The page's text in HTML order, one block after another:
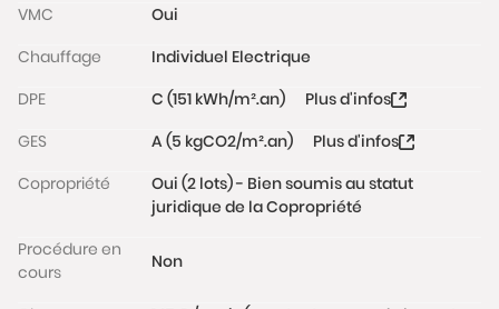
Un appartement fonctionnel, lumineux et bien situé,
idéal pour une résidence principale ou un
Les informations sur les risques auxquels ce bien est
exposé sont disponibles sur le site
www.georisques.gouv.fr
VMC
Oui
Chauffage
Individuel Electrique
DPE
C (151 kWh/m².an)
Plus d'infos
GES
A (5 kgCO2/m².an)
Plus d'infos
Copropriété
Oui (2 lots) - Bien soumis au statut
juridique de la Copropriété
Procédure en
cours
Non